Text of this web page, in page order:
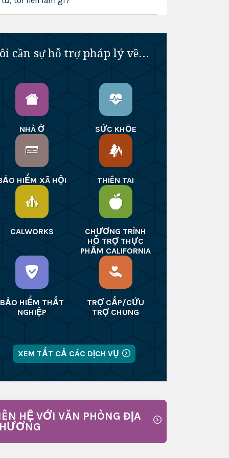
cần sự hỗ trợ pháp lý về...
NHÀ Ở SỨC KHỎE
HIỂM XÃ HỘI THIÊN TAI
CALWORKS
CHƯƠNG TRÌNH
HỖ TRỢ THỰC
PHẨM CALIFORNIA
BẢO HIỂM THẤT
NGHIỆP
TRỢ CẤP/CỨU
TRỢ CHUNG
XEM TẤT CẢ CÁC DỊCH VỤ
HỆ VỚI VĂN PHÒNG ĐỊA